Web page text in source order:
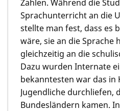
Zahlen. Während die
Sprachunterricht an die
stellte man fest, dass es
wäre, sie an die Sprache
gleichzeitig an die
Dazu wurden Internate
bekanntesten war das in
Jugendliche durchliefen,
Bundesländern kamen.